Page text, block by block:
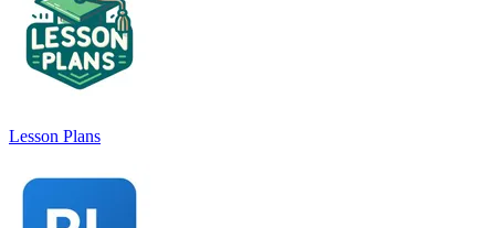
Lesson Plans